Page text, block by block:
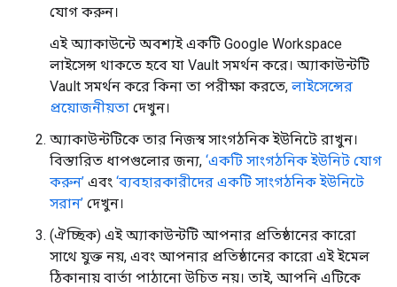
যোগ করুন।
এই অ্যাকাউন্টে অবশ্যই একটি Google Workspace
লাইসেন্স থাকতে হবে যা Vault সমর্থন করে। অ্যাকাউন্টটি
Vault সমর্থন করে কিনা তা পরীক্ষা করতে, লাইসেন্সের
প্রয়োজনীয়তা দেখুন।
অ্যাকাউন্টটিকে তার নিজস্ব সাংগঠনিক ইউনিটে রাখুন।
বিস্তারিত ধাপগুলোর জন্য, ‘একটি সাংগঠনিক ইউনিট যোগ
করুন’ এবং ‘ব্যবহারকারীদের একটি সাংগঠনিক ইউনিটে
সরান’ দেখুন।
(ঐচ্ছিক) এই অ্যাকাউন্টটি আপনার প্রতিষ্ঠানের কারো
সাথে যুক্ত নয়, এবং আপনার প্রতিষ্ঠানের কারো এই ইমেল
ঠিকানায় বার্তা পাঠানো উচিত নয়। তাই, আপনি এটিকে